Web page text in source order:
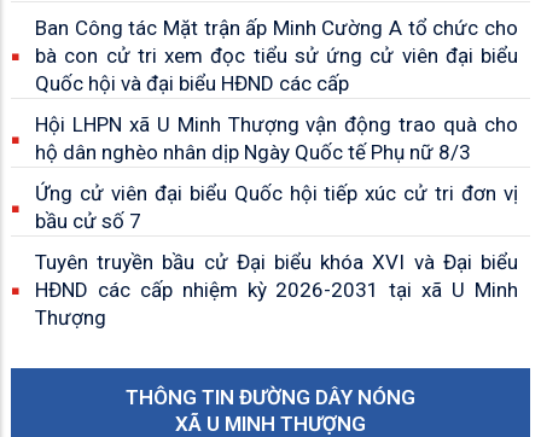
Ban Công tác Mặt trận ấp Minh Cường A tổ chức cho
bà con cử tri xem đọc tiểu sử ứng cử viên đại biểu
Quốc hội và đại biểu HĐND các cấp
Hội LHPN xã U Minh Thượng vận động trao quà cho
hộ dân nghèo nhân dịp Ngày Quốc tế Phụ nữ 8/3
Ứng cử viên đại biểu Quốc hội tiếp xúc cử tri đơn vị
bầu cử số 7
Tuyên truyền bầu cử Đại biểu khóa XVI và Đại biểu
HĐND các cấp nhiệm kỳ 2026-2031 tại xã U Minh
Thượng
THÔNG TIN ĐƯỜNG DÂY NÓNG
XÃ U MINH THƯỢNG